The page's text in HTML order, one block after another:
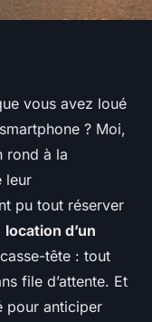
vous avez loué
? Moi,
rond à la
leur
pu tout réserver
location d’un
casse-tête : tout
file d’attente. Et
pour anticiper